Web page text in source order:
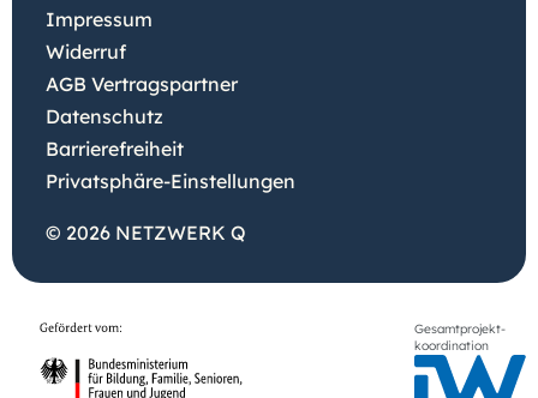
Impressum
Widerruf
AGB Vertragspartner
Datenschutz
Barrierefreiheit
Privatsphäre-Einstellungen
© 2026 NETZWERK Q
Gesamtprojekt-
koordination